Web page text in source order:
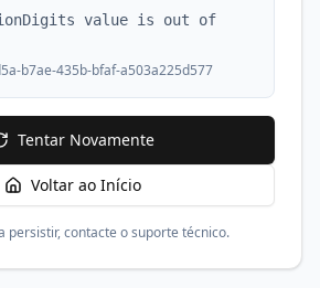
value is out of
b7ae-435b-bfaf-a503a225d577
Tentar Novamente
Voltar ao Início
persistir, contacte o suporte técnico.